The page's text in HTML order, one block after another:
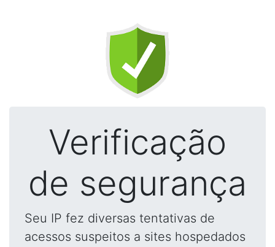
Verificação
de segurança
Seu IP fez diversas tentativas de
acessos suspeitos a sites hospedados